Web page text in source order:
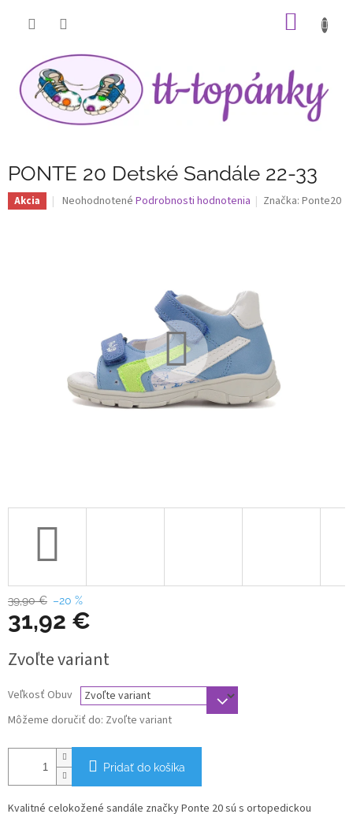
PONTE 20 Detské Sandále 22-33
Akcia
Priemerné
Neohodnotené Podrobnosti hodnotenia Značka:Ponte20
39,90 € –20 %
31,92 €
cena:
Zvoľte variant
Veľkosť Obuv
Môžeme doručiť do: Zvoľte variant
Pridať do košíka
Kvalitné celokožené sandále značky Ponte 20 sú s ortopedickou